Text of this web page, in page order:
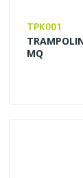
TPK001
MQ